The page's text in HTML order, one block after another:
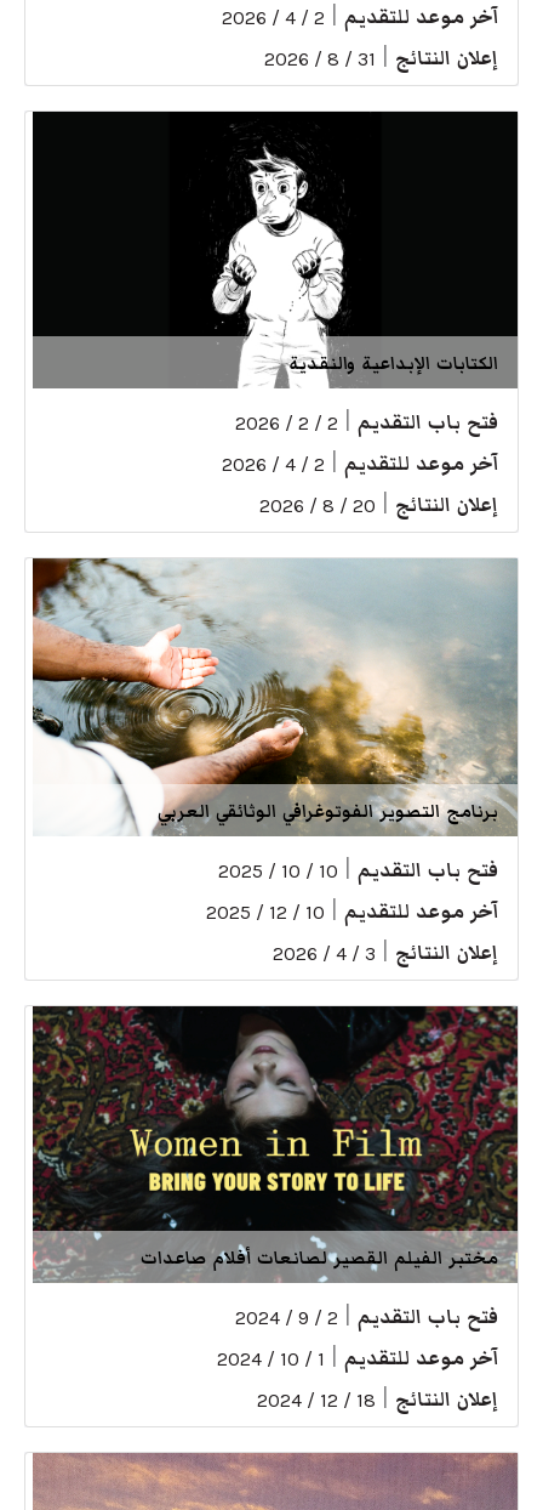
آخر موعد للتقديم 2 / 4 / 2026
إعلان النتائج 31 / 8 / 2026
الكتابات الإبداعية والنقدية
فتح باب التقديم 2 / 2 / 2026
آخر موعد للتقديم 2 / 4 / 2026
إعلان النتائج 20 / 8 / 2026
برنامج التصوير الفوتوغرافي الوثائقي العربي
فتح باب التقديم 10 / 10 / 2025
آخر موعد للتقديم 10 / 12 / 2025
إعلان النتائج 3 / 4 / 2026
مختبر الفيلم القصير لصانعات أفلام صاعدات
فتح باب التقديم 2 / 9 / 2024
آخر موعد للتقديم 1 / 10 / 2024
إعلان النتائج 18 / 12 / 2024